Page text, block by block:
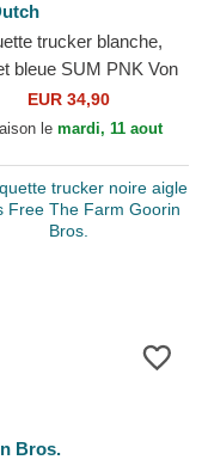
trucker blanche,
bleue SUM PNK Von
EUR 34,90
le mardi, 11 aout
Bros.